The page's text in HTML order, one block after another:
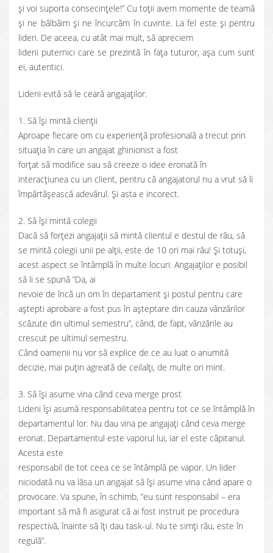
și voi suporta consecințele!” Cu toții avem momente de teamă
și ne bâlbâim și ne încurcăm în cuvinte. La fel este și pentru
lideri. De aceea, cu atât mai mult, să apreciem
liderii puternici care se prezintă în fața tuturor, așa cum sunt
ei, autentici.
Liderii evită să le ceară angajaților.
1. Să își mintă clienții
Aproape fiecare om cu experiență profesională a trecut prin
situația în care un angajat ghinionist a fost
forțat să modifice sau să creeze o idee eronată în
interacțiunea cu un client, pentru că angajatorul nu a vrut să îi
împărtășească adevărul. Și asta e incorect.
2. Să își mintă colegii
Dacă să forțezi angajații să mintă clientul e destul de rău, să
se mintă colegii unii pe alții, este de 10 ori mai rău! Și totuși,
acest aspect se întâmplă în multe locuri. Angajaților e posibil
să li se spună ”Da, ai
nevoie de încă un om în departament și postul pentru care
aștepti aprobare a fost pus în așteptare din cauza vânzărilor
scăzute din ultimul semestru”, când, de fapt, vânzările au
crescut pe ultimul semestru.
Când oamenii nu vor să explice de ce au luat o anumită
decizie, mai puțin agreată de ceilalți, de multe ori mint.
3. Să își asume vina când ceva merge prost
Liderii își asumă responsabilitatea pentru tot ce se întâmplă în
departamentul lor. Nu dau vina pe angajați când ceva merge
eronat. Departamentul este vaporul lui, iar el este căpitanul.
Acesta este
responsabil de tot ceea ce se întâmplă pe vapor. Un lider
niciodată nu va lăsa un angajat să își asume vina când apare o
provocare. Va spune, în schimb, ”eu sunt responsabil – era
important să mă fi asigurat că ai fost instruit pe procedura
respectivă, înainte să îți dau task-ul. Nu te simți rău, este în
regulă”.